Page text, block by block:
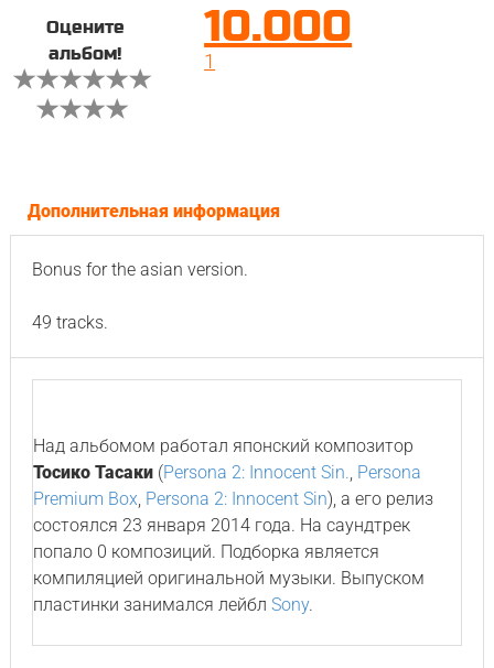
Оцените
альбом!
10.000
1
Дополнительная информация
Bonus for the asian version.
49 tracks.
Над альбомом работал японский композитор
Тосико Тасаки(Persona 2: Innocent Sin., Persona
Premium Box, Persona 2: Innocent Sin), а его релиз
состоялся 23 января 2014 года. На саундтрек
попало 0 композиций. Подборка является
компиляцией оригинальной музыки. Выпуском
пластинки занимался лейбл Sony.